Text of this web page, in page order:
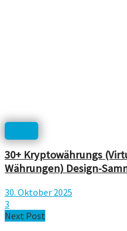
30+ Kryptowährungs
Währungen) Design-
30. Oktober 2025
3
Next Post